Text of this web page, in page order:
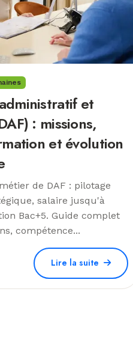
et
: missions,
et évolution
de DAF : pilotage
salaire jusqu'à
Bac+5. Guide complet
compétence...
Lire la suite